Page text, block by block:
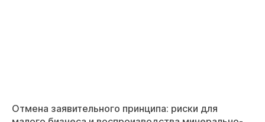
Отмена заявительного принципа: риски для